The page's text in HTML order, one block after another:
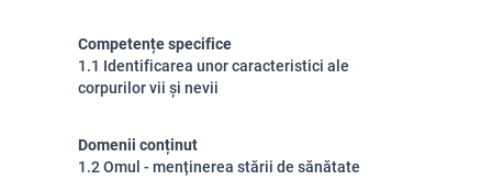
Competențe specifice
1.1 Identificarea unor caracteristici ale
corpurilor vii și nevii
Domenii conținut
1.2 Omul - menținerea stării de sănătate